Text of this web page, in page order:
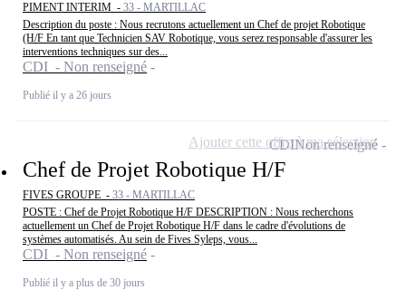
PIMENT INTERIM - 33 - MARTILLAC
Description du poste : Nous recrutons actuellement un Chef de projet Robotique
(H/F En tant que Technicien SAV Robotique, vous serez responsable d'assurer les
interventions techniques sur des...
CDI - Non renseigné
Publié il y a 26 jours
Chef de Projet Robotique H/F
FIVES GROUPE - 33 - MARTILLAC
POSTE : Chef de Projet Robotique H/F DESCRIPTION : Nous recherchons
actuellement un Chef de Projet Robotique H/F dans le cadre d'évolutions de
systèmes automatisés. Au sein de Fives Syleps, vous...
CDI - Non renseigné
Publié il y a plus de 30 jours
CDINon renseigné
Ajouter cette offre à ma sélection